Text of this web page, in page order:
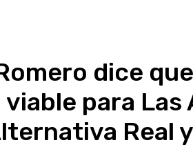
dice
para Las
Real